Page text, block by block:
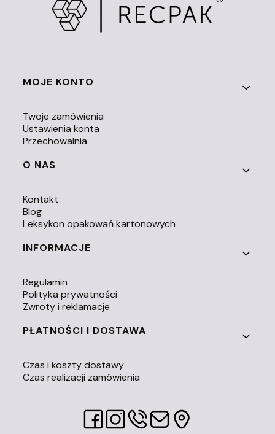
Linki w stopce
MOJE KONTO
Twoje zamówienia
Ustawienia konta
Przechowalnia
O NAS
Kontakt
Blog
Leksykon opakowań kartonowych
INFORMACJE
Regulamin
Polityka prywatności
Zwroty i reklamacje
PŁATNOŚCI I DOSTAWA
Czas i koszty dostawy
Czas realizacji zamówienia